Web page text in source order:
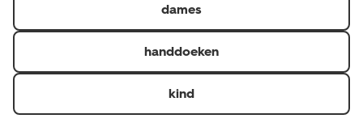
dames
handdoeken
kind